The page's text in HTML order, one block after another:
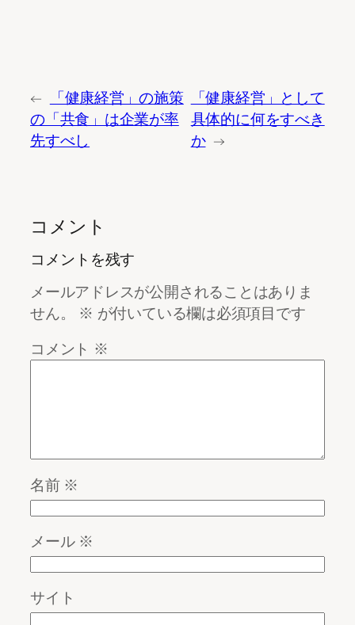
←
「健康経営」の施策
の「共食」は企業が率
先すべし
「健康経営」として
具体的に何をすべき
か →
コメント
コメントを残す
メールアドレスが公開されることはありま
せん。
※ が付いている欄は必須項目です
コメント ※
名前 ※
メール ※
サイト